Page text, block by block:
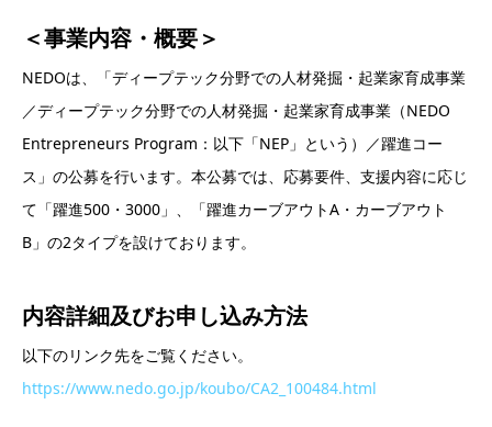
＜事業内容・概要＞
NEDOは、「ディープテック分野での人材発掘・起業家育成事業
／ディープテック分野での人材発掘・起業家育成事業（NEDO
Entrepreneurs Program：以下「NEP」という）／躍進コー
ス」の公募を行います。本公募では、応募要件、支援内容に応じ
て「躍進500・3000」、「躍進カーブアウトA・カーブアウト
B」の2タイプを設けております。
内容詳細及びお申し込み方法
以下のリンク先をご覧ください。
https://www.nedo.go.jp/koubo/CA2_100484.html